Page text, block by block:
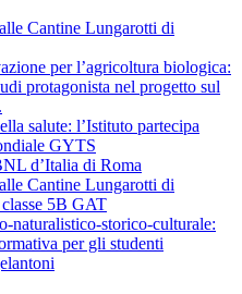
Cantine Lungarotti di
per l’agricoltura biologica:
protagonista nel progetto sul
salute: l’Istituto partecipa
GYTS
d’Italia di Roma
Cantine Lungarotti di
5B GAT
naturalistico-storico-culturale:
per gli studenti